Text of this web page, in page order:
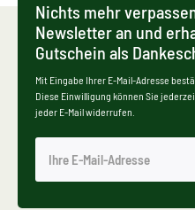
Nichts mehr
Newsletter an und
Gutschein als
Mit Eingabe Ihrer E-Mail-Adresse
Diese Einwilligung können Sie
jeder E-Mail widerrufen.